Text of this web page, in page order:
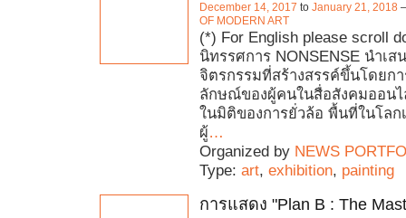
December 14, 2017 to January 21, 2018
OF MODERN ART
(*) For English please scroll
นิทรรศการ NONSENSE นำเส
จิตรกรรมที่สร้างสรรค์ขึ้นโดยก
ลักษณ์ของผู้คนในสื่อสังคมออน
ในมิติของการยั่วล้อ พื้นที่ในโลก
ผู้…
Organized by NEWS
Type: art, exhibition, painting
การแสดง "Plan B : The